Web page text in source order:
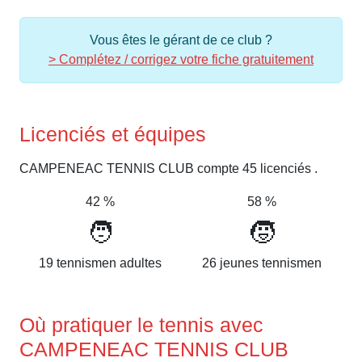
Vous êtes le gérant de ce club ?
> Complétez / corrigez votre fiche gratuitement
Licenciés et équipes
CAMPENEAC TENNIS CLUB compte 45 licenciés .
42 % 58 %
🧑 🧒
19 tennismen adultes 26 jeunes tennismen
Où pratiquer le tennis avec
CAMPENEAC TENNIS CLUB